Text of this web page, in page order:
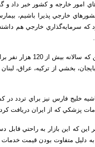
امور خارجه و كشور خبر داد
خارجي پذيرا باشيم،
كه سرمايه‌گذاري خارجي هم
دكتر هاشمي با
بخشي از تركيه، عراق،
خليج فارس نيز براي تردد در
پزشكي كه از ايران دريافت
بر اين كه اين بازار به راحتي
به دليل متفاوت بودن قيمت